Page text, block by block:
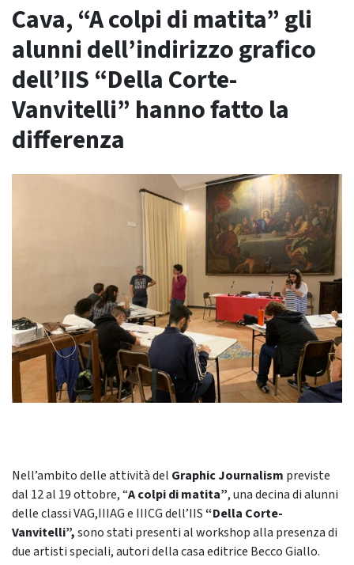
Cava, “A colpi di matita” gli
alunni dell’indirizzo grafico
dell’IIS “Della Corte-
Vanvitelli” hanno fatto la
differenza
Nell’ambito delle attività del Graphic Journalism previste
dal 12 al 19 ottobre, “A colpi di matita”, una decina di alunni
delle classi VAG,IIIAG e IIICG dell’IIS“Della Corte-
Vanvitelli”,sono stati presenti al workshop alla presenza di
due artisti speciali, autori della casa editrice Becco Giallo.